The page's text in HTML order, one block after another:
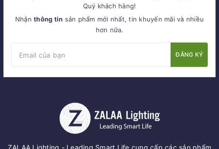
Quý khách hàng!
Nhậnthông tin sản phẩm mới nhất, tin khuyến mãi và nhiều
hơn nữa.
ĐĂNG KÝ